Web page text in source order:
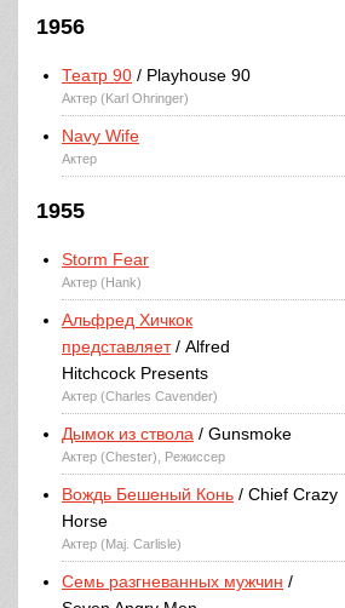
1956
Театр 90 / Playhouse 90
Актер (Karl Ohringer)
Navy Wife
Актер
1955
Storm Fear
Актер (Hank)
Альфред Хичкок
представляет/ Alfred
Hitchcock Presents
Актер (Charles Cavender)
Дымок из ствола / Gunsmoke
Актер (Chester), Режиссер
Вождь Бешеный Конь / Chief Crazy
Horse
Актер (Maj. Carlisle)
Семь разгневанных мужчин /